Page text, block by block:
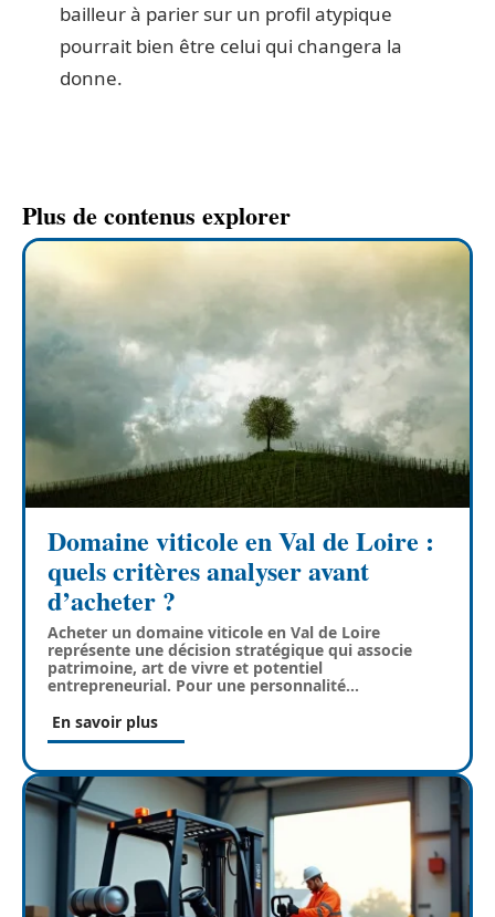
bailleur à parier sur un profil atypique
pourrait bien être celui qui changera la
donne.
Plus de contenus explorer
Domaine viticole en Val de Loire :
quels critères analyser avant
d’acheter ?
Acheter un domaine viticole en Val de Loire
représente une décision stratégique qui associe
patrimoine, art de vivre et potentiel
entrepreneurial. Pour une personnalité…
En savoir plus